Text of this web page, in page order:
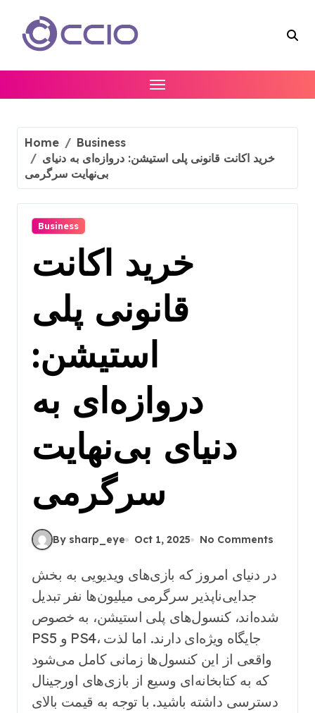
content
Home
Business
خرید اکانت قانونی پلی استیشن: دروازه‌ای به دنیای
بی‌نهایت سرگرمی
Business
خرید اکانت
قانونی پلی
استیشن:
دروازه‌ای به
دنیای بی‌نهایت
سرگرمی
By sharp_eye Oct 1, 2025 No Comments
در دنیای امروز که بازی‌های ویدیویی به بخش
جدایی‌ناپذیر سرگرمی میلیون‌ها نفر تبدیل
شده‌اند، کنسول‌های پلی استیشن، به خصوص
PS5 و PS4، جایگاه ویژه‌ای دارند. اما لذت
واقعی از این کنسول‌ها زمانی کامل می‌شود
که به کتابخانه‌ای وسیع از بازی‌های اورجینال
دسترسی داشته باشید. با توجه به قیمت بالای